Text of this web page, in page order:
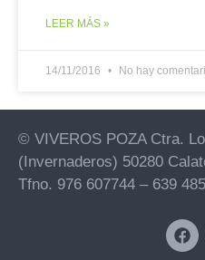
LEER MÁS »
14/11/2016 No hay
© VIVEROS POZA Ctra.
(Invernaderos) 50280
Tfno. 976 607744 – 639